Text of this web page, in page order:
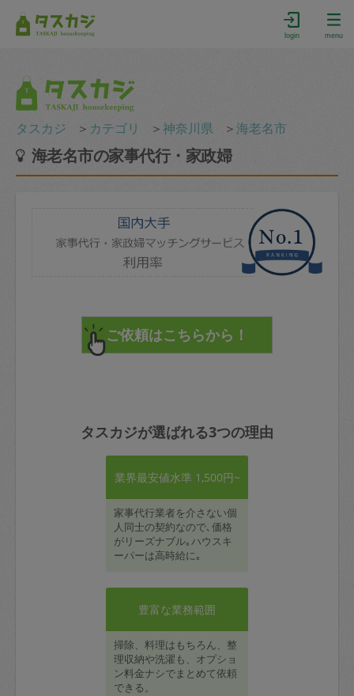
login menu
タスカジ ＞ カテゴリ ＞神奈川県 ＞海老名市
海老名市の家事代行・家政婦
タスカジが選ばれる3つの理由
業界最安値水準 1,500円~
家事代行業者を介さない個
人同士の契約なので､価格
がリーズナブル｡ハウスキ
ーパーは高時給に｡
豊富な業務範囲
掃除、料理はもちろん、整
理収納や洗濯も、オプショ
ン料金ナシでまとめて依頼
できる。